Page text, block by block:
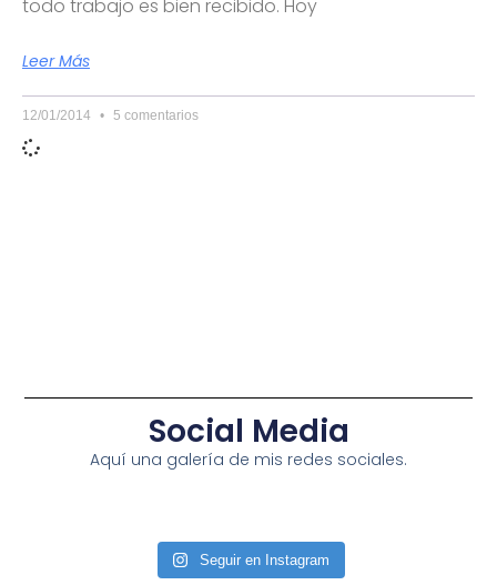
todo trabajo es bien recibido. Hoy
Leer Más
12/01/2014 5 comentarios
Social Media
Aquí una galería de mis redes sociales.
Seguir en Instagram